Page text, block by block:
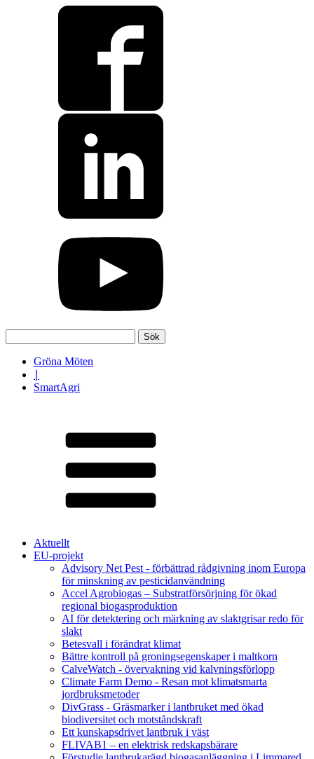
efter:
Gröna Möten
SmartAgri
Aktuellt
EU-projekt
Advisory Net Pest - förbättrad rådgivning inom Europa
för minskning av pesticidanvändning
Accel Agrobiogas – Substratförsörjning för ökad
regional biogasproduktion
AI för detektering och märkning av slaktgrisar redo för
slakt
Betesvall i förändrat klimat
Bättre kontroll på groningsegenskaper i maltkorn
CalveWatch - övervakning vid kalvningsförlopp
Climate Farm Demo - Resan mot klimatsmarta
jordbruksmetoder
DivGrass - Gräsmarker i lantbruket med ökad
biodiversitet och motståndskraft
Ett kunskapsdrivet lantbruk i väst
FLIVAB1 – en elektrisk redskapsbärare